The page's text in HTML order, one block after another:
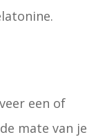
een of
mate van je